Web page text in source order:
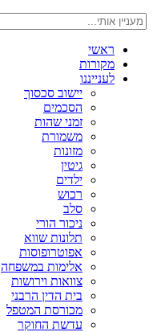
ראשי
מקורות
לענייננו
יישוב סכסוך
הסכמים
זמני שהות
משמורת
מזונות
גיטין
ילדים
רכוש
סלב
ניכור הורי
תלונות שווא
אפוטרופוסות
אלימות במשפחה
צוואות וירושות
בית הדין הרבני
מכורסת המטפל
עדשת החוקר